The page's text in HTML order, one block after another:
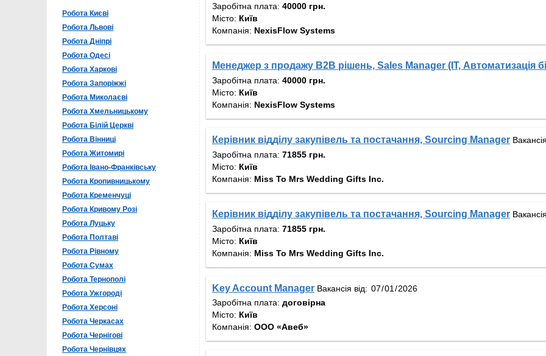
Робота Києві
Робота Львові
Робота Дніпрі
Робота Одесі
Робота Харкові
Робота Запоріжжі
Робота Миколаєві
Робота Хмельницькому
Робота Білій Церкві
Робота Вінниці
Робота Житомирі
Робота Івано-Франківську
Робота Кропивницькому
Робота Кременчуці
Робота Кривому Розі
Робота Луцьку
Робота Полтаві
Робота Рівному
Робота Сумах
Робота Тернополі
Робота Ужгороді
Робота Херсоні
Робота Черкасах
Робота Чернігові
Робота Чернівцях
Заробітна плата: 40000 грн.
Місто: Київ
Компанія: NexisFlow Systems
Менеджер з продажу B2B рішень, Sales Manager (IT, Автоматизація
Заробітна плата: 40000 грн.
Місто: Київ
Компанія: NexisFlow Systems
Керівник відділу закупівель та постачання, Sourcing Manager
Заробітна плата: 71855 грн.
Місто: Київ
Компанія: Miss To Mrs Wedding Gifts Inc.
Керівник відділу закупівель та постачання, Sourcing Manager
Заробітна плата: 71855 грн.
Місто: Київ
Компанія: Miss To Mrs Wedding Gifts Inc.
Key Account Manager Вакансія від:
Заробітна плата: договірна
Місто: Київ
Компанія: ООО «Авеб»